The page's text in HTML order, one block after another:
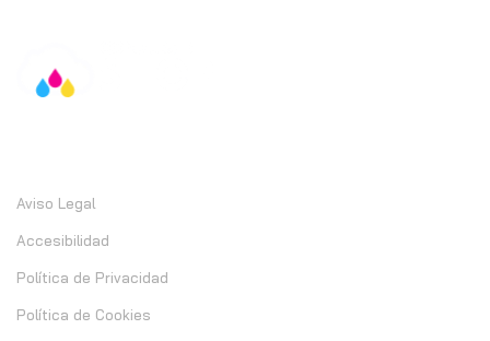
Aviso Legal
Accesibilidad
Política de Privacidad
Política de Cookies